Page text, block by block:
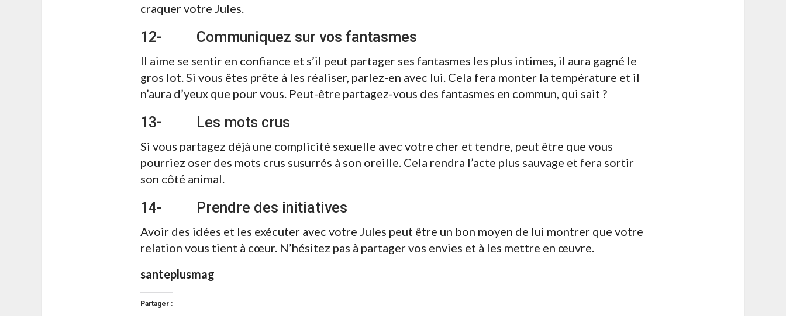
craquer votre Jules.
12- Communiquez sur vos fantasmes
Il aime se sentir en confiance et s’il peut partager ses fantasmes les plus intimes, il aura gagné le
gros lot. Si vous êtes prête à les réaliser, parlez-en avec lui. Cela fera monter la température et il
n’aura d’yeux que pour vous. Peut-être partagez-vous des fantasmes en commun, qui sait ?
13- Les mots crus
Si vous partagez déjà une complicité sexuelle avec votre cher et tendre, peut être que vous
pourriez oser des mots crus susurrés à son oreille. Cela rendra l’acte plus sauvage et fera sortir
son côté animal.
14- Prendre des initiatives
Avoir des idées et les exécuter avec votre Jules peut être un bon moyen de lui montrer que votre
relation vous tient à cœur. N’hésitez pas à partager vos envies et à les mettre en œuvre.
santeplusmag
Partager :